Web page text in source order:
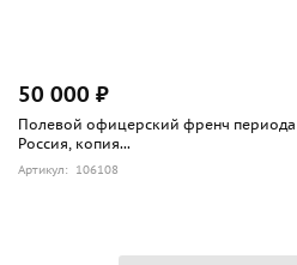
50 000 ₽
Полевой офицерский френч
Россия, копия...
Артикул: 106108